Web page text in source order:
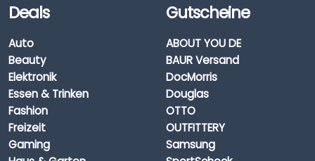
Deals
Auto
Beauty
Elektronik
Essen & Trinken
Fashion
Freizeit
Gaming
Gutscheine
ABOUT YOU DE
BAUR Versand
DocMorris
Douglas
OTTO
OUTFITTERY
Samsung